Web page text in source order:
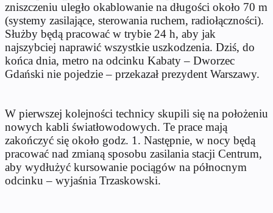
zniszczeniu uległo okablowanie na długości około 70 m
(systemy zasilające, sterowania ruchem, radiołączności).
Służby będą pracować w trybie 24 h, aby jak
najszybciej naprawić wszystkie uszkodzenia. Dziś, do
końca dnia, metro na odcinku Kabaty – Dworzec
Gdański nie pojedzie – przekazał prezydent Warszawy.
W pierwszej kolejności technicy skupili się na położeniu
nowych kabli światłowodowych. Te prace mają
zakończyć się około godz. 1. Następnie, w nocy będą
pracować nad zmianą sposobu zasilania stacji Centrum,
aby wydłużyć kursowanie pociągów na północnym
odcinku – wyjaśnia Trzaskowski.